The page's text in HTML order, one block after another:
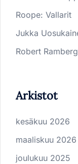
Roope: Vallarit
Jukka
Robert Ramberg
Arkistot
kesäkuu 2026
maaliskuu 2026
joulukuu 2025